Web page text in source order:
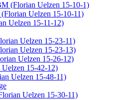
(Florian Uelzen 15-10-1)
Uelzen 15-10-11)
Uelzen 15-11-12)
Uelzen 15-23-11)
Uelzen 15-23-13)
Uelzen 15-26-12)
15-42-12)
Uelzen 15-48-11)
Uelzen 15-30-11)